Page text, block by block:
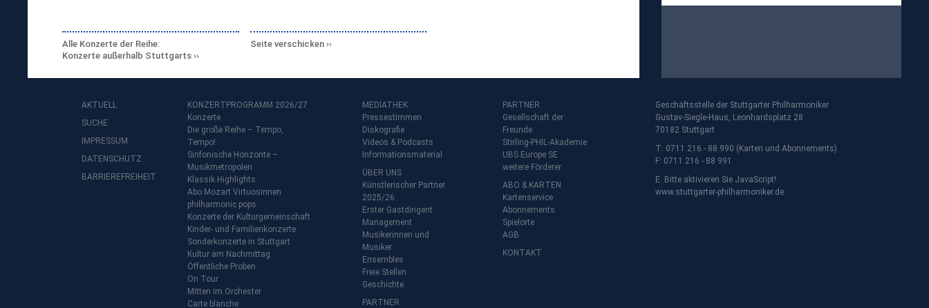
Alle Konzerte der Reihe:
Konzerte außerhalb Stuttgarts
Seite verschicken
AKTUELL
SUCHE
IMPRESSUM
DATENSCHUTZ
BARRIEREFREIHEIT
KONZERTPROGRAMM 2026/27
Konzerte
Die große Reihe – Tempo,
Tempo!
Sinfonische Horizonte –
Musikmetropolen
Klassik Highlights
Abo Mozart Virtuosinnen
philharmonic pops
Konzerte der Kulturgemeinschaft
Kinder- und Familienkonzerte
Sonderkonzerte in Stuttgart
Kultur am Nachmittag
Öffentliche Proben
On Tour
Mitten im Orchester
Carte blanche
MEDIATHEK
Pressestimmen
Diskografie
Videos & Podcasts
Informationsmaterial
ÜBER UNS
Künstlerischer Partner
2025/26
Erster Gastdirigent
Management
Musikerinnen und
Musiker
Ensembles
Freie Stellen
Geschichte
PARTNER
PARTNER
Gesellschaft der
Freunde
Stirling-PHIL-Akademie
UBS Europe SE
weitere Förderer
ABO & KARTEN
Kartenservice
Abonnements
Spielorte
AGB
KONTAKT
Geschäftsstelle der Stuttgarter Philharmoniker
Gustav-Siegle-Haus, Leonhardsplatz 28
70182 Stuttgart
T: 0711 216 - 88 990 (Karten und Abonnements)
F: 0711 216 - 88 991
E: Bitte aktivieren Sie JavaScript!
www.stuttgarter-philharmoniker.de